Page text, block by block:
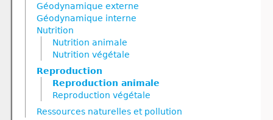
Géodynamique externe
Géodynamique interne
Nutrition
Nutrition animale
Nutrition végétale
Reproduction
Reproduction animale
Reproduction végétale
Ressources naturelles et pollution